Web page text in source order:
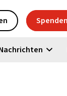
Spenden